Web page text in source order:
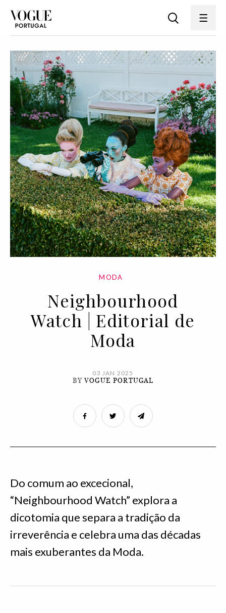
MODA
Neighbourhood
Watch | Editorial de
Moda
03 JAN 2025
BYVOGUE PORTUGAL
Do comum ao excecional,
“Neighbourhood Watch” explora a
dicotomia que separa a tradição da
irreverência e celebra uma das décadas
mais exuberantes da Moda.